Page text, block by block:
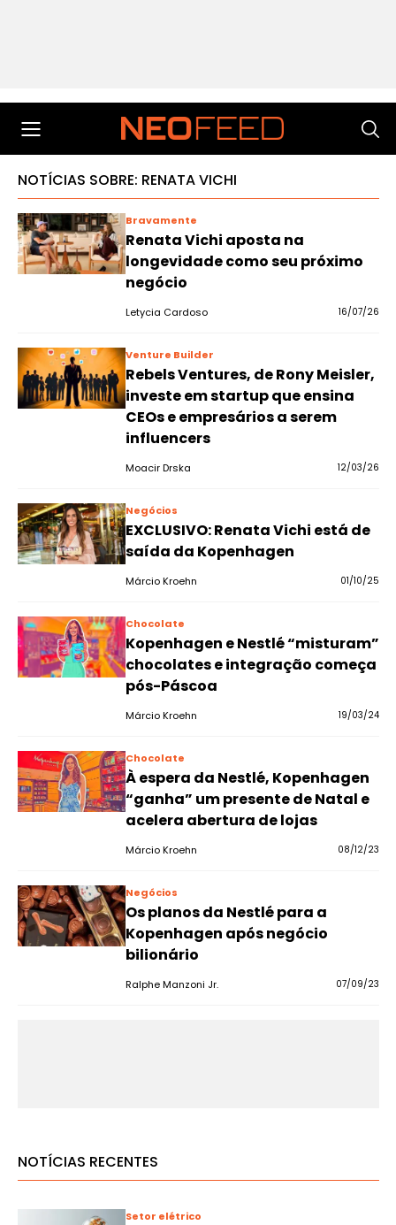
NOTÍCIAS SOBRE: RENATA VICHI
Bravamente
Renata Vichi aposta na
longevidade como seu próximo
negócio
Letycia Cardoso 16/07/26
Venture Builder
Rebels Ventures, de Rony Meisler,
investe em startup que ensina
CEOs e empresários a serem
influencers
Moacir Drska 12/03/26
Negócios
EXCLUSIVO: Renata Vichi está de
saída da Kopenhagen
Márcio Kroehn 01/10/25
Chocolate
Kopenhagen e Nestlé “misturam”
chocolates e integração começa
pós-Páscoa
Márcio Kroehn 19/03/24
Chocolate
À espera da Nestlé, Kopenhagen
“ganha” um presente de Natal e
acelera abertura de lojas
Márcio Kroehn 08/12/23
Negócios
Os planos da Nestlé para a
Kopenhagen após negócio
bilionário
Ralphe Manzoni Jr. 07/09/23
NOTÍCIAS RECENTES
Setor elétrico